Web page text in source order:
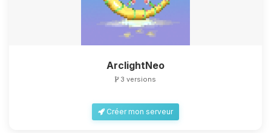
ArclightNeo
3 versions
Créer mon serveur